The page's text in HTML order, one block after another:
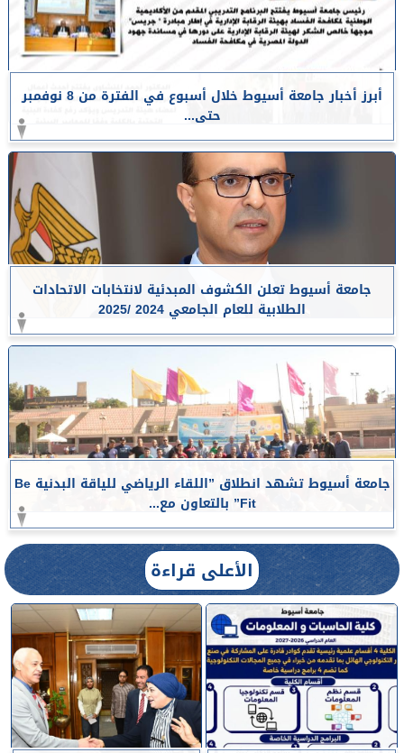
أبرز أخبار جامعة أسيوط خلال أسبوع في الفترة من 8 نوفمبر
حتى...
جامعة أسيوط تعلن الكشوف المبدئية لانتخابات الاتحادات
الطلابية للعام الجامعي 2024 /2025
جامعة أسيوط تشهد انطلاق ”اللقاء الرياضي للياقة البدنية Be
Fit” بالتعاون مع...
الأعلى قراءة